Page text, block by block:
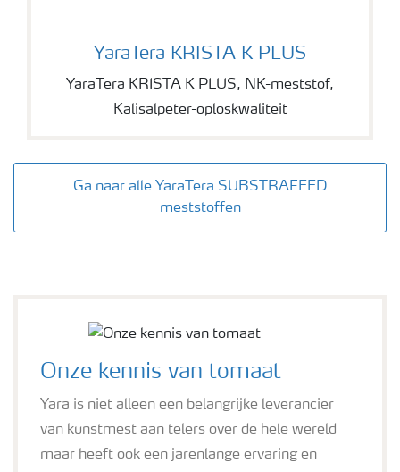
YaraTera KRISTA K PLUS
YaraTera KRISTA K PLUS
YaraTera KRISTA K PLUS, NK-meststof,
Kalisalpeter-oploskwaliteit
Ga naar alle YaraTera SUBSTRAFEED
meststoffen
Onze kennis van tomaat
Yara is niet alleen een belangrijke leverancier
van kunstmest aan telers over de hele wereld
maar heeft ook een jarenlange ervaring en